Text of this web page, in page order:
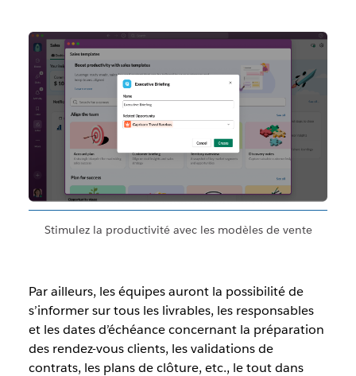
Stimulez la productivité avec les modèles de vente
Par ailleurs, les équipes auront la possibilité de
s’informer sur tous les livrables, les responsables
et les dates d’échéance concernant la préparation
des rendez-vous clients, les validations de
contrats, les plans de clôture, etc., le tout dans